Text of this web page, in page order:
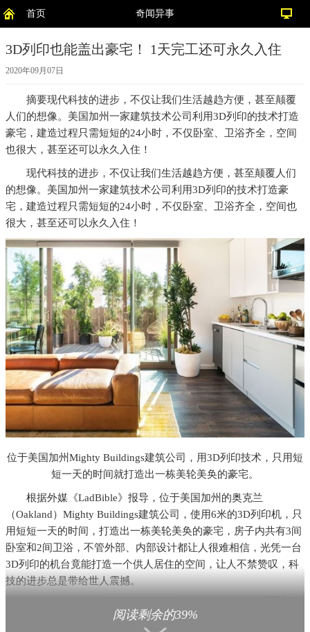
首页 奇闻异事
3D列印也能盖出豪宅！ 1天完工还可永久入住
2020年09月07日
摘要现代科技的进步，不仅让我们生活越趋方便，甚至颠覆
人们的想像。美国加州一家建筑技术公司利用3D列印的技术打造
豪宅，建造过程只需短短的24小时，不仅卧室、卫浴齐全，空间
也很大，甚至还可以永久入住！
现代科技的进步，不仅让我们生活越趋方便，甚至颠覆人们
的想像。美国加州一家建筑技术公司利用3D列印的技术打造豪
宅，建造过程只需短短的24小时，不仅卧室、卫浴齐全，空间也
很大，甚至还可以永久入住！
位于美国加州Mighty Buildings建筑公司，用3D列印技术，只用短
短一天的时间就打造出一栋美轮美奂的豪宅。
根据外媒《LadBible》报导，位于美国加州的奥克兰
（Oakland）Mighty Buildings建筑公司，使用6米的3D列印机，只
用短短一天的时间，打造出一栋美轮美奂的豪宅，房子内共有3间
卧室和2间卫浴，不管外部、内部设计都让人很难相信，光凭一台
3D列印的机台竟能打造一个供人居住的空间，让人不禁赞叹，科
技的进步总是带给世人震撼。
阅读剩余的39%